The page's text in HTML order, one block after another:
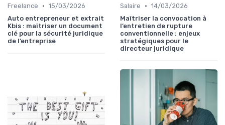
Freelance • 15/03/2026
Auto entrepreneur et extrait
Kbis : maîtriser un document
clé pour la sécurité juridique
de l’entreprise
Salaire • 14/03/2026
Maîtriser la convocation à
l’entretien de rupture
conventionnelle : enjeux
stratégiques pour le
directeur juridique